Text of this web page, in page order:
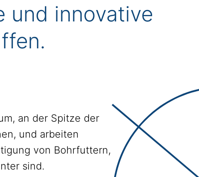
und innovative
an der Spitze der
und arbeiten
von Bohrfuttern,
sind.